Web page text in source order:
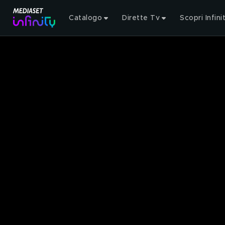
Catalogo Dirette Tv Scopri